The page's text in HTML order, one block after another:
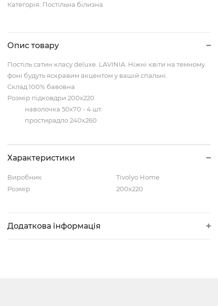
Категорія: Постільна білизна
Опис товару
Постіль сатин класу deluxe LAVINIA. Ніжні квіти на темному
фоні будуть яскравим акцентом у вашій спальні.
Склад 100% бавовна
Розмір підковдри 200х220
наволочка 50х70 - 4 шт.
простирадло 240х260
Характеристики
Виробник
Tivolyo Home
Розмір
200x220
Додаткова інформація